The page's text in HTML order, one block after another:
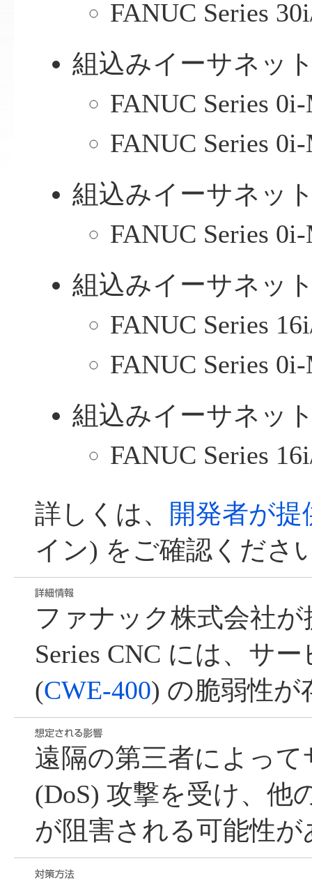
FANUC Series
組込みイーサネッ
FANUC Series
FANUC Series
組込みイーサネッ
FANUC Series
組込みイーサネッ
FANUC Series
FANUC Series
組込みイーサネッ
FANUC Series
詳しくは、
開発者が
イン) をご確認くださ
ファナック株式会社が
Series CNC には、サ
(CWE-400) の脆弱性が
遠隔の第三者によっ
(DoS) 攻撃を受け、他
が阻害される可能性